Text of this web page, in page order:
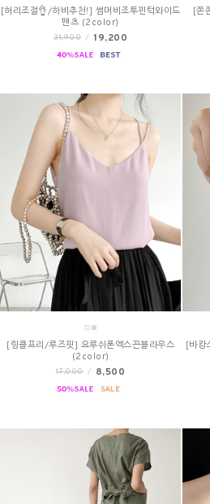
[허리조절👌/하비추천!] 썸머비조투핀턱와이드
팬츠 (2color)
31,900 / 19,200
[쫀
[링클프리/루즈핏] 요루쉬폰엑스끈블라우스
(2color)
17,000 / 8,500
[바